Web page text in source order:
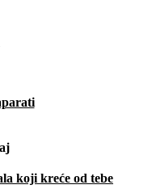
koji kreće od tebe